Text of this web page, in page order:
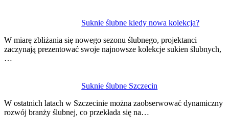
Suknie ślubne kiedy nowa kolekcja?
W miarę zbliżania się nowego sezonu ślubnego, projektanci
zaczynają prezentować swoje najnowsze kolekcje sukien ślubnych,
…
Suknie ślubne Szczecin
W ostatnich latach w Szczecinie można zaobserwować dynamiczny
rozwój branży ślubnej, co przekłada się na…